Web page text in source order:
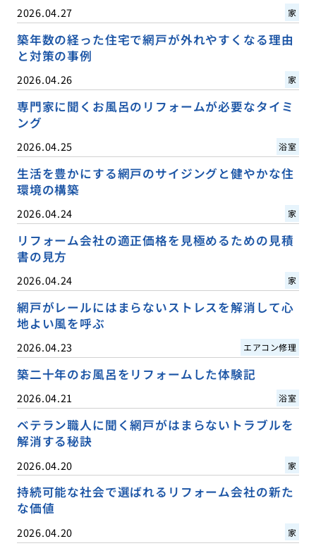
2026.04.27 家
築年数の経った住宅で網戸が外れやすくなる理由
と対策の事例
2026.04.26 家
専門家に聞くお風呂のリフォームが必要なタイミ
ング
2026.04.25 浴室
生活を豊かにする網戸のサイジングと健やかな住
環境の構築
2026.04.24 家
リフォーム会社の適正価格を見極めるための見積
書の見方
2026.04.24 家
網戸がレールにはまらないストレスを解消して心
地よい風を呼ぶ
2026.04.23 エアコン修理
築二十年のお風呂をリフォームした体験記
2026.04.21 浴室
ベテラン職人に聞く網戸がはまらないトラブルを
解消する秘訣
2026.04.20 家
持続可能な社会で選ばれるリフォーム会社の新た
な価値
2026.04.20 家